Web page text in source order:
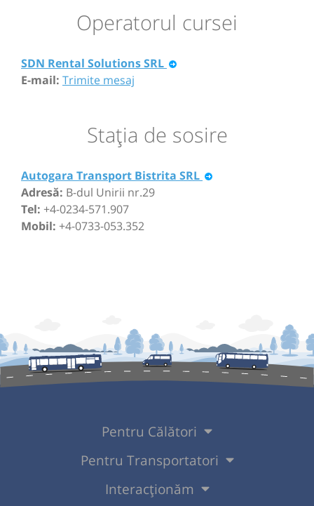
Operatorul cursei
SDN Rental Solutions SRL
E-mail: Trimite mesaj
Staţia de sosire
Autogara Transport Bistrita SRL
Adresă: B-dul Unirii nr.29
Tel: +4-0234-571.907
Mobil: +4-0733-053.352
Pentru Călători
Pentru Transportatori
Interacționăm